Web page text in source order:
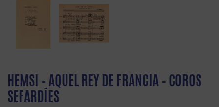
HEMSI – AQUEL REY DE FRANCIA – COROS
SEFARDÍES